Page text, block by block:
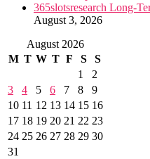
365slotsresearch Long-
August 3, 2026
August 2026
M T W T F S
S
1
2
3
4 5 6 7 8
9
10 11 12 13 14 15 16
17 18 19 20 21 22 23
24 25 26 27 28 29 30
31